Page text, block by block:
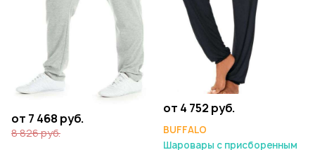
от 7 468 руб.
8 826 руб.
от 4 752 руб.
BUFFALO
Шаровары с присборенным